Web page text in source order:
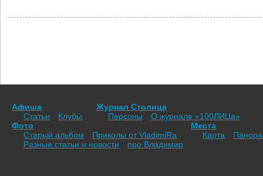
Афиша
Статьи
Клубы
Журнал Столица
Персоны
О журнале «100ЛИЦа»
Фото
Старый альбом
Приколы от VladimiRа
Места
Карта
Разные статьи и новости
про Владимир